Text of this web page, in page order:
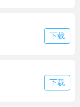
下载
下载